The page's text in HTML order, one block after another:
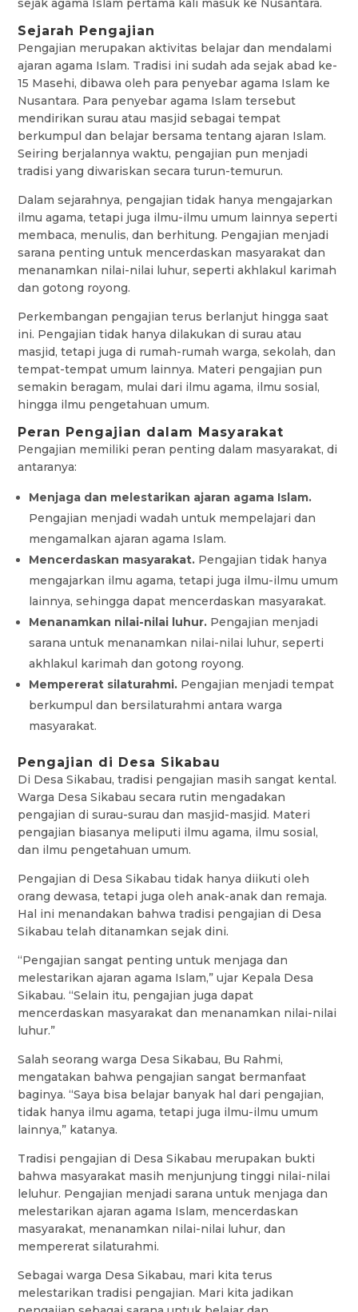
sejak agama Islam pertama kali masuk ke Nusantara.
Sejarah Pengajian
Pengajian merupakan aktivitas belajar dan mendalami
ajaran agama Islam. Tradisi ini sudah ada sejak abad ke-
15 Masehi, dibawa oleh para penyebar agama Islam ke
Nusantara. Para penyebar agama Islam tersebut
mendirikan surau atau masjid sebagai tempat
berkumpul dan belajar bersama tentang ajaran Islam.
Seiring berjalannya waktu, pengajian pun menjadi
tradisi yang diwariskan secara turun-temurun.
Dalam sejarahnya, pengajian tidak hanya mengajarkan
ilmu agama, tetapi juga ilmu-ilmu umum lainnya seperti
membaca, menulis, dan berhitung. Pengajian menjadi
sarana penting untuk mencerdaskan masyarakat dan
menanamkan nilai-nilai luhur, seperti akhlakul karimah
dan gotong royong.
Perkembangan pengajian terus berlanjut hingga saat
ini. Pengajian tidak hanya dilakukan di surau atau
masjid, tetapi juga di rumah-rumah warga, sekolah, dan
tempat-tempat umum lainnya. Materi pengajian pun
semakin beragam, mulai dari ilmu agama, ilmu sosial,
hingga ilmu pengetahuan umum.
Peran Pengajian dalam Masyarakat
Pengajian memiliki peran penting dalam masyarakat, di
antaranya:
Menjaga dan melestarikan ajaran agama Islam.
Pengajian menjadi wadah untuk mempelajari dan
mengamalkan ajaran agama Islam.
Mencerdaskan masyarakat. Pengajian tidak hanya
mengajarkan ilmu agama, tetapi juga ilmu-ilmu umum
lainnya, sehingga dapat mencerdaskan masyarakat.
Menanamkan nilai-nilai luhur. Pengajian menjadi
sarana untuk menanamkan nilai-nilai luhur, seperti
akhlakul karimah dan gotong royong.
Mempererat silaturahmi. Pengajian menjadi tempat
berkumpul dan bersilaturahmi antara warga
masyarakat.
Pengajian di Desa Sikabau
Di Desa Sikabau, tradisi pengajian masih sangat kental.
Warga Desa Sikabau secara rutin mengadakan
pengajian di surau-surau dan masjid-masjid. Materi
pengajian biasanya meliputi ilmu agama, ilmu sosial,
dan ilmu pengetahuan umum.
Pengajian di Desa Sikabau tidak hanya diikuti oleh
orang dewasa, tetapi juga oleh anak-anak dan remaja.
Hal ini menandakan bahwa tradisi pengajian di Desa
Sikabau telah ditanamkan sejak dini.
“Pengajian sangat penting untuk menjaga dan
melestarikan ajaran agama Islam,” ujar Kepala Desa
Sikabau. “Selain itu, pengajian juga dapat
mencerdaskan masyarakat dan menanamkan nilai-nilai
luhur.”
Salah seorang warga Desa Sikabau, Bu Rahmi,
mengatakan bahwa pengajian sangat bermanfaat
baginya. “Saya bisa belajar banyak hal dari pengajian,
tidak hanya ilmu agama, tetapi juga ilmu-ilmu umum
lainnya,” katanya.
Tradisi pengajian di Desa Sikabau merupakan bukti
bahwa masyarakat masih menjunjung tinggi nilai-nilai
leluhur. Pengajian menjadi sarana untuk menjaga dan
melestarikan ajaran agama Islam, mencerdaskan
masyarakat, menanamkan nilai-nilai luhur, dan
mempererat silaturahmi.
Sebagai warga Desa Sikabau, mari kita terus
melestarikan tradisi pengajian. Mari kita jadikan